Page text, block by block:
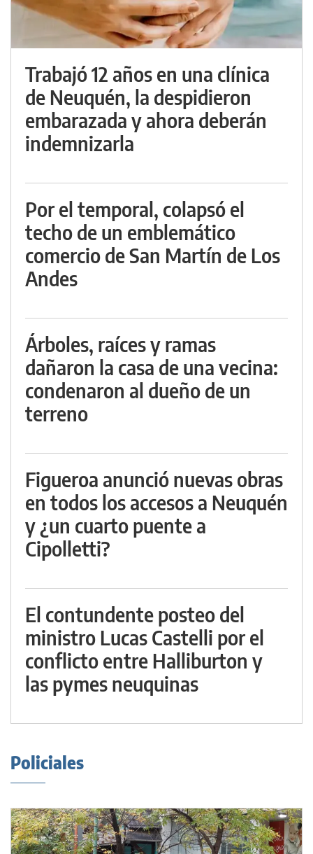
Trabajó 12 años en una clínica
de Neuquén, la despidieron
embarazada y ahora deberán
indemnizarla
Por el temporal, colapsó el
techo de un emblemático
comercio de San Martín de Los
Andes
Árboles, raíces y ramas
dañaron la casa de una vecina:
condenaron al dueño de un
terreno
Figueroa anunció nuevas obras
en todos los accesos a Neuquén
y ¿un cuarto puente a
Cipolletti?
El contundente posteo del
ministro Lucas Castelli por el
conflicto entre Halliburton y
las pymes neuquinas
Policiales